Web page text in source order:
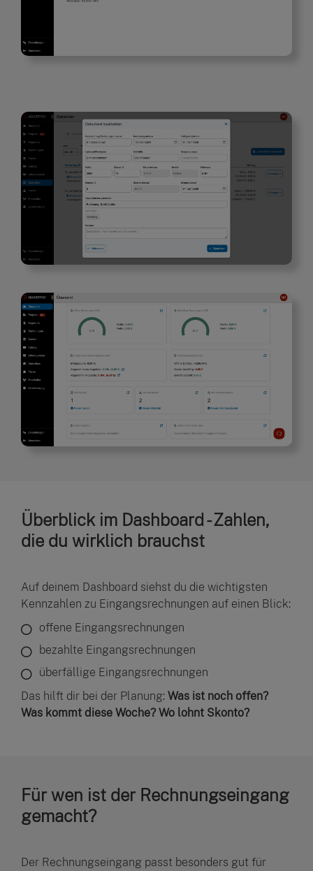
Überblick im Dashboard - Zahlen,
die du wirklich brauchst
Auf deinem Dashboard siehst du die wichtigsten
Kennzahlen zu Eingangsrechnungen auf einen Blick:
offene Eingangsrechnungen
bezahlte Eingangsrechnungen
überfällige Eingangsrechnungen
Das hilft dir bei der Planung: Was ist noch offen?
Was kommt diese Woche? Wo lohnt Skonto?
Für wen ist der Rechnungseingang
gemacht?
Der Rechnungseingang passt besonders gut für